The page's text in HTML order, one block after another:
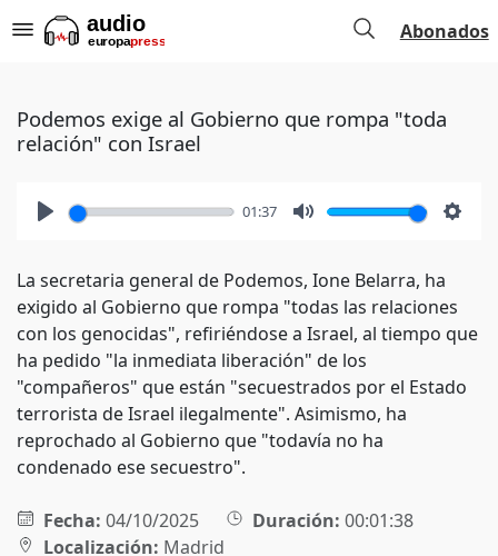
Abonados
Podemos exige al Gobierno que rompa "toda
relación" con Israel
01:37
La secretaria general de Podemos, Ione Belarra, ha
exigido al Gobierno que rompa "todas las relaciones
con los genocidas", refiriéndose a Israel, al tiempo que
ha pedido "la inmediata liberación" de los
"compañeros" que están "secuestrados por el Estado
terrorista de Israel ilegalmente". Asimismo, ha
reprochado al Gobierno que "todavía no ha
condenado ese secuestro".
Fecha: 04/10/2025 Duración: 00:01:38
Localización: Madrid